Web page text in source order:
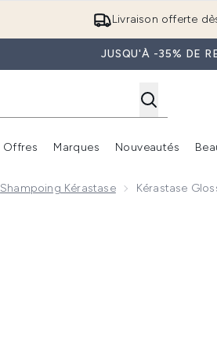
Livraison offerte
JUSQU'À -35% DE
Accédez au sous-menu (Boutique Été )
Offres
Accédez au sous-
Marques Nouveautés
Shampoing Kérastase Kérastase